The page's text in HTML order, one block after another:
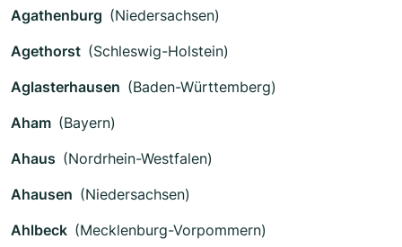
Agathenburg (Niedersachsen)
Agethorst (Schleswig-Holstein)
Aglasterhausen (Baden-Württemberg)
Aham (Bayern)
Ahaus (Nordrhein-Westfalen)
Ahausen (Niedersachsen)
Ahlbeck (Mecklenburg-Vorpommern)